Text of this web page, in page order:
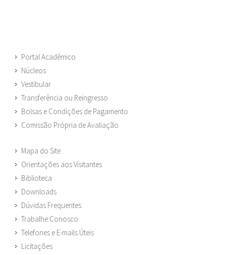
Portal Acadêmico
Núcleos
Vestibular
Transferência ou Reingresso
Bolsas e Condições de Pagamento
Comissão Própria de Avaliação
Mapa do Site
Orientações aos Visitantes
Biblioteca
Downloads
Dúvidas Frequentes
Trabalhe Conosco
Telefones e E-mails Úteis
Licitações